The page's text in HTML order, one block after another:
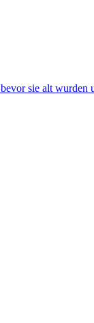
sie alt wurden